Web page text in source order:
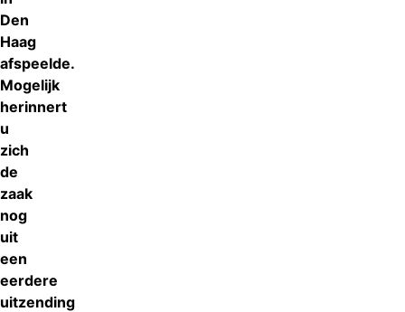
Den
Haag
afspeelde.
Mogelijk
herinnert
u
zich
de
zaak
nog
uit
een
eerdere
uitzending